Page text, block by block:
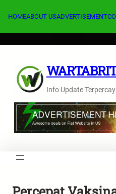
HOMEABOUT USADVERTISEMENT
Info Update